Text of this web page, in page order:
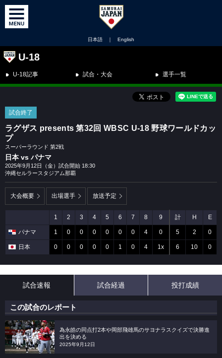
日本語 ｜ English
U-18
U-18記事 試合・大会 選手一覧
試合終了
ラグザス presents 第32回 WBSC U-18 野球ワールドカッ
プ
スーパーラウンド 第2戦
日本 vs パナマ
2025年9月12日（金）試合開始 18:30
沖縄セルラースタジアム那覇
大会概要 出場選手 放送予定
1 2 3 4 5 6 7 8 9 計 H E
パナマ 1 0 0 0 0 0 0 4 0 5 2 0
日本 0 0 0 0 0 1 0 4 1x 6 10 0
試合速報 試合経過 投打成績
この試合のレポート
為永皓の同点打2本や岡部飛雄馬のサヨナラスクイズで決勝進
出を決める
2025年9月12日